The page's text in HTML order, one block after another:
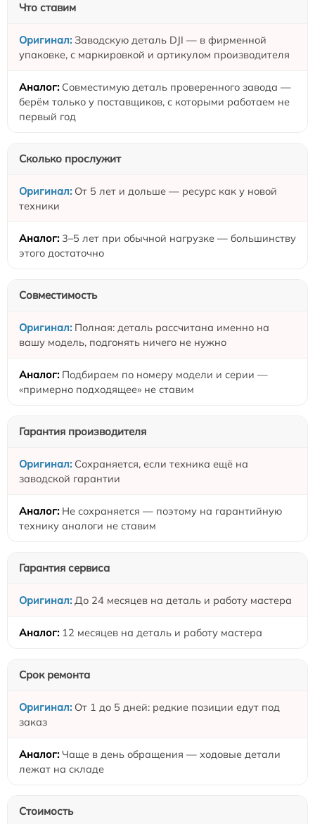
Что ставим
Заводскую деталь DJI — в фирменной
упаковке, с маркировкой и артикулом производителя
Совместимую деталь проверенного завода —
берём только у поставщиков, с которыми работаем не
первый год
Сколько прослужит
От 5 лет и дольше — ресурс как у новой
техники
3–5 лет при обычной нагрузке — большинству
этого достаточно
Совместимость
Полная: деталь рассчитана именно на
вашу модель, подгонять ничего не нужно
Подбираем по номеру модели и серии —
«примерно подходящее» не ставим
Гарантия производителя
Сохраняется, если техника ещё на
заводской гарантии
Не сохраняется — поэтому на гарантийную
технику аналоги не ставим
Гарантия сервиса
До 24 месяцев на деталь и работу мастера
12 месяцев на деталь и работу мастера
Срок ремонта
От 1 до 5 дней: редкие позиции едут под
заказ
Чаще в день обращения — ходовые детали
лежат на складе
Стоимость